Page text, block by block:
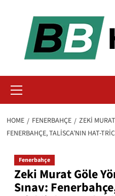
Menu
HOME FENERBAHÇE
ZEKI
FENERBAHÇE, TALISCA’NIN HAT-
Fenerbahçe
Zeki Murat Göle
Sınav: